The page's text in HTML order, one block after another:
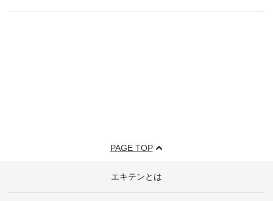
PAGE TOP
エキテンとは